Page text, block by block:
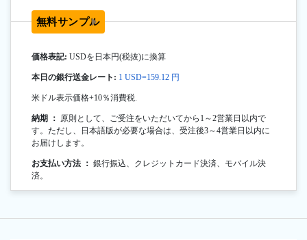
無料サンプル
価格表記: USDを日本円(税抜)に換算
本日の銀行送金レート: 1 USD=159.12 円
米ドル表示価格+10％消費税.
納期 ： 原則として、ご受注をいただいてから1～2営業日以内で
す。ただし、日本語版が必要な場合は、受注後3～4営業日以内に
お届けします。
お支払い方法 ： 銀行振込、クレジットカード決済、モバイル決
済。